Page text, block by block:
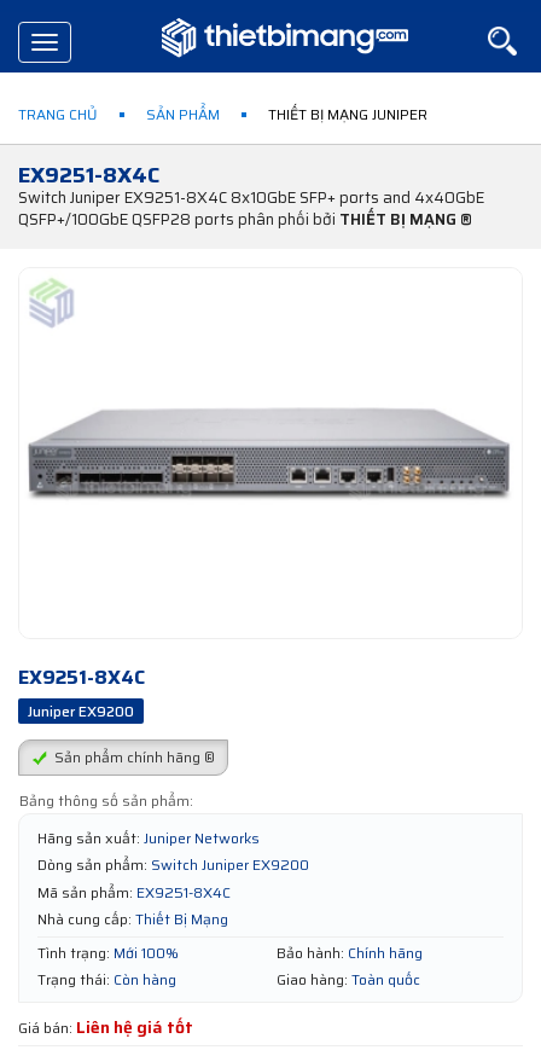
Toggle
navigation
TRANG CHỦ SẢN PHẨM THIẾT BỊ MẠNG JUNIPER
EX9251-8X4C
Switch Juniper EX9251-8X4C 8x10GbE SFP+ ports and 4x40GbE
QSFP+/100GbE QSFP28 ports phân phối bởi THIẾT BỊ MẠNG ®
EX9251-8X4C
Juniper EX9200
Sản phẩm chính hãng ®
Bảng thông số sản phẩm:
Hãng sản xuất: Juniper Networks
Dòng sản phẩm: Switch Juniper EX9200
Mã sản phẩm: EX9251-8X4C
Nhà cung cấp: Thiết Bị Mạng
Tình trạng: Mới 100% Bảo hành: Chính hãng
Trạng thái: Còn hàng Giao hàng: Toàn quốc
Giá bán: Liên hệ giá tốt